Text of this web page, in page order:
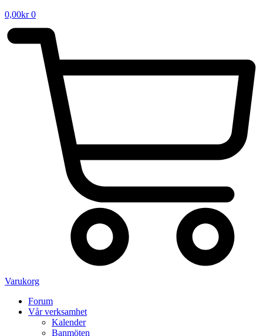
0,00kr 0
Varukorg
Forum
Vår verksamhet
Kalender
Banmöten